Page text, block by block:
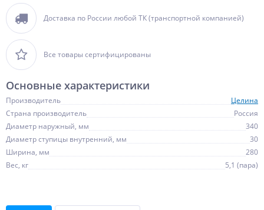
Доставка по России любой ТК (транспортной компанией)
Все товары сертифицированы
Основные характеристики
Производитель
Целина
Страна производитель
Россия
Диаметр наружный, мм
340
Диаметр ступицы внутренний, мм
30
Ширина, мм
280
Вес, кг
5,1 (пара)